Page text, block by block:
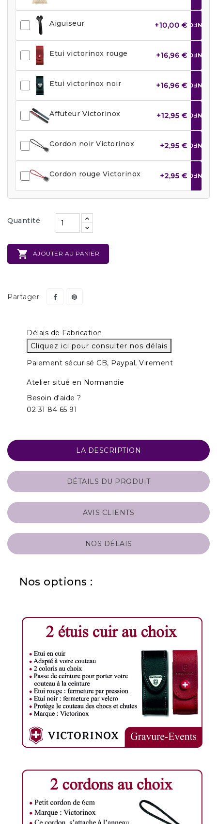
Aiguiseur +10,00 € INFO
Etui victorinox rouge +16,96 € INFO
Etui victorinox noir +16,96 € INFO
Affuteur Victorinox +12,95 € INFO
Cordon noir Victorinox +2,95 € INFO
Cordon rouge Victorinox +2,95 € INFO
Quantité
 AJOUTER AU PANIER
Partager
Délais de Fabrication
Cliquez ici pour consulter nos délais
Paiement sécurisé CB, Paypal, Virement
Atelier situé en Normandie
Besoin d'aide ?
02 31 84 65 91
LA DESCRIPTION
DÉTAILS DU PRODUIT
AVIS CLIENTS
NOS DÉLAIS
Nos options :